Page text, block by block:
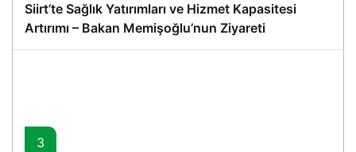
Siirt’te Sağlık Yatırımları ve Hizmet Kapasitesi
Artırımı – Bakan Memişoğlu’nun Ziyareti
3